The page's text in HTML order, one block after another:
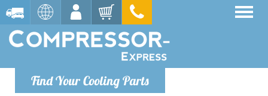
Find Your Cooling Parts